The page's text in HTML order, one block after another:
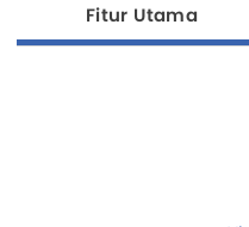
Fitur Utama